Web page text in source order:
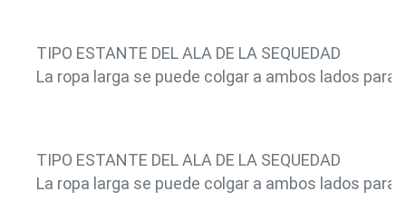
TIPO ESTANTE DEL ALA DE LA SEQUEDAD
La ropa larga se puede colgar a ambos lados para
TIPO ESTANTE DEL ALA DE LA SEQUEDAD
La ropa larga se puede colgar a ambos lados para